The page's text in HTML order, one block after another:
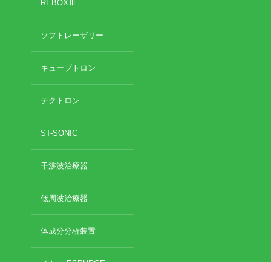
REBOXⅢ
ソフトレーザリー
キューブトロン
テクトロン
ST-SONIC
干渉波治療器
低周波治療器
体成分分析装置